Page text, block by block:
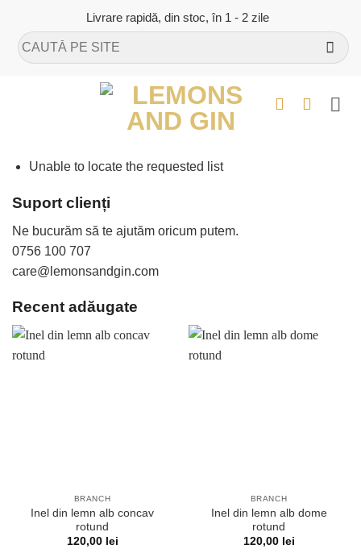
content
Livrare rapidă, din stoc, în 1 - 2 zile
Caută
după:
Unable to locate the requested list
Suport clienți
Ne bucurăm să te ajutăm oricum putem.
0756 100 707
care@lemonsandgin.com
Recent adăugate
BRANCH
Inel din lemn alb concav
rotund
120,00 lei
BRANCH
Inel din lemn alb dome
rotund
120,00 lei